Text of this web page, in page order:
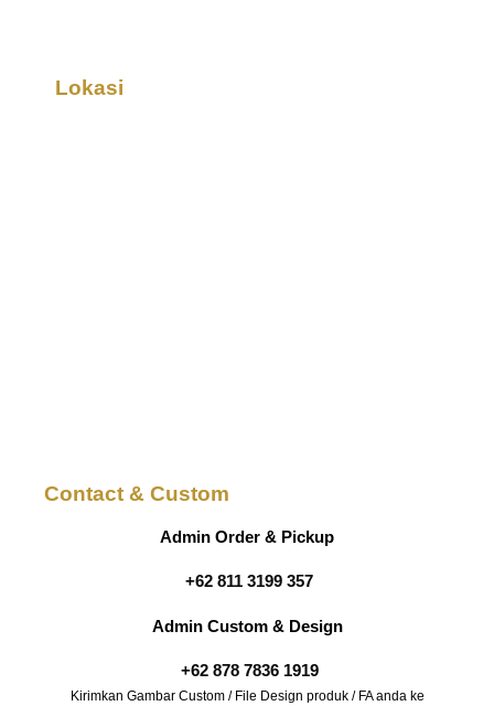
Lokasi
Contact & Custom
Admin Order & Pickup
+62 811 3199 357
Admin Custom & Design
+62 878 7836 1919
Kirimkan Gambar Custom / File Design produk / FA anda ke